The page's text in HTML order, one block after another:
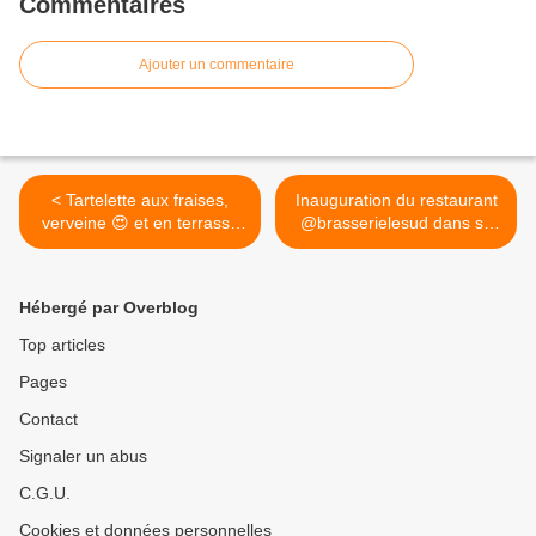
Ajouter un commentaire
< Tartelette aux fraises,
verveine 😍 et en terrasse
ma ptite dame !
#food #instafood #dessert
#fraises #tarte #tartelette
@TERRASS HOTEL **** -
Inauguration du restaurant
@brasserielesud dans sa
nouvelle version ! #cuisine
Hébergé par Overblog
Top articles
Pages
Contact
Signaler un abus
C.G.U.
Cookies et données personnelles